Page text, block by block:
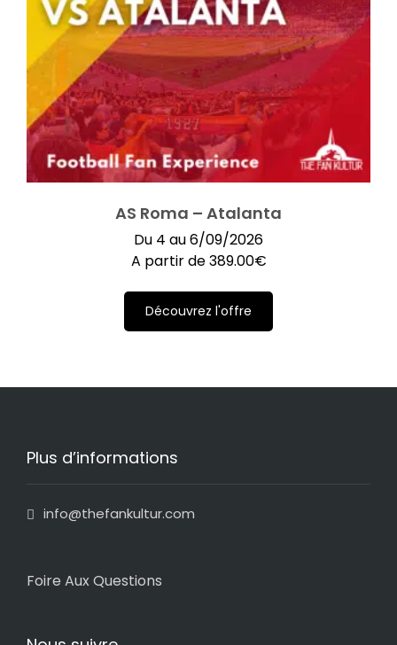
AS Roma – Atalanta
Du 4 au 6/09/2026
A partir de389.00€
Découvrez l'offre
Plus d’informations
info@thefankultur.com
Foire Aux Questions